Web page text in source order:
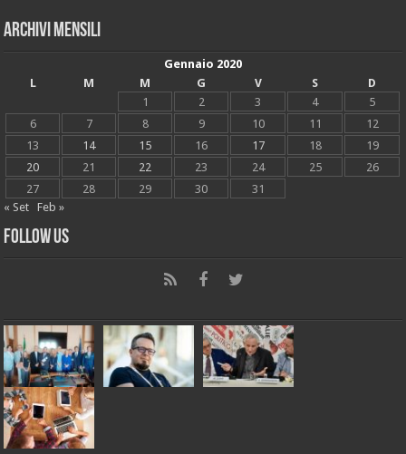
Archivi mensili
Gennaio 2020
L
M M G V S
D
1
2 3 4
5
6
7 8 9 10 11
12
13
14 15 16 17 18
19
20
21 22 23 24 25
26
27
28 29 30
31
« Set
Feb »
Follow Us